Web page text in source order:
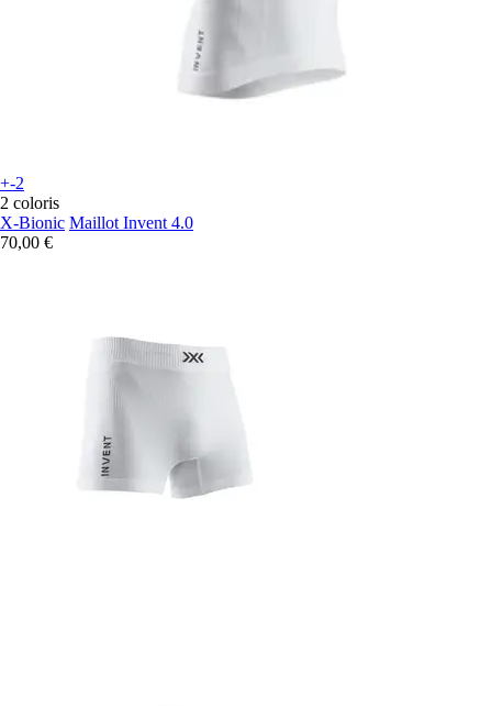
+-2
2 coloris
X-Bionic Maillot Invent 4.0
70,00 €